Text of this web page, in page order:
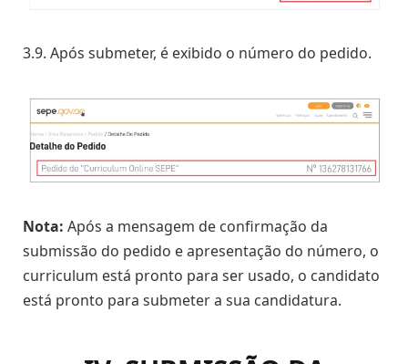
3.9. Após submeter, é exibido o número do pedido.
Nota: Após a mensagem de confirmação da
submissão do pedido e apresentação do número, o
curriculum está pronto para ser usado, o candidato
está pronto para submeter a sua candidatura.